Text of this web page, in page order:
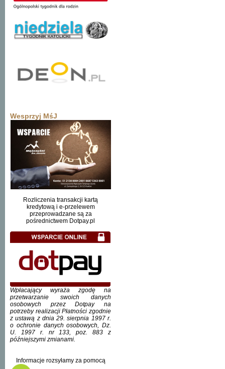
Wesprzyj MśJ
Rozliczenia transakcji kartą
kredytową i e-przelewem
przeprowadzane są za
pośrednictwem Dotpay.pl
Wpłacający wyraża zgodę na
przetwarzanie swoich danych
osobowych przez Dotpay na
potrzeby realizacji Płatności zgodnie
z ustawą z dnia 29. sierpnia 1997 r.
o ochronie danych osobowych, Dz.
U. 1997 r. nr 133, poz. 883 z
późniejszymi zmianami.
Informacje rozsyłamy za pomocą